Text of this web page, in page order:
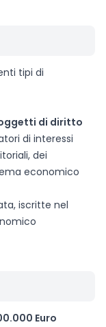
tipi di
di diritto
di interessi
dei
economico
iscritte nel
Euro